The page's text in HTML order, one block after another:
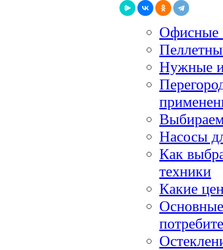
Офисные
Нужные
Насосы
Как
техники
Какие